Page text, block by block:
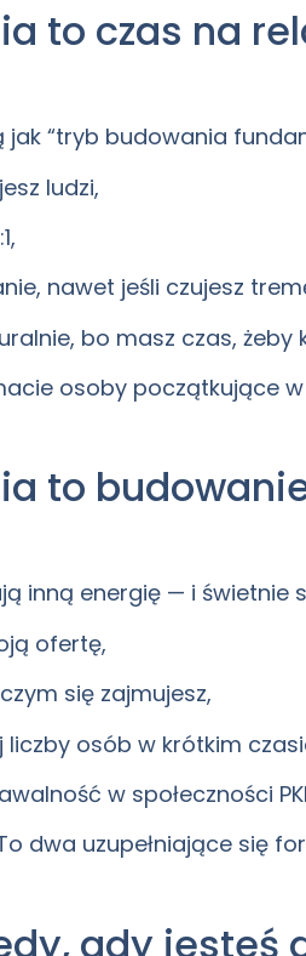
to czas na
“tryb budowania
ludzi,
nawet jeśli czujesz
bo masz czas,
osoby początkujące
to
inną energię — i świetnie
ofertę,
się zajmujesz,
osób w krótkim
w społeczności
dwa uzupełniające się
gdy